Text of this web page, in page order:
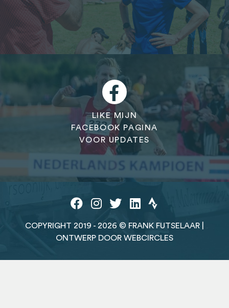
LIKE MIJN
FACEBOOK PAGINA
VOOR UPDATES
COPYRIGHT 2019 - 2026 © FRANK FUTSELAAR |
ONTWERP DOOR WEBCIRCLES